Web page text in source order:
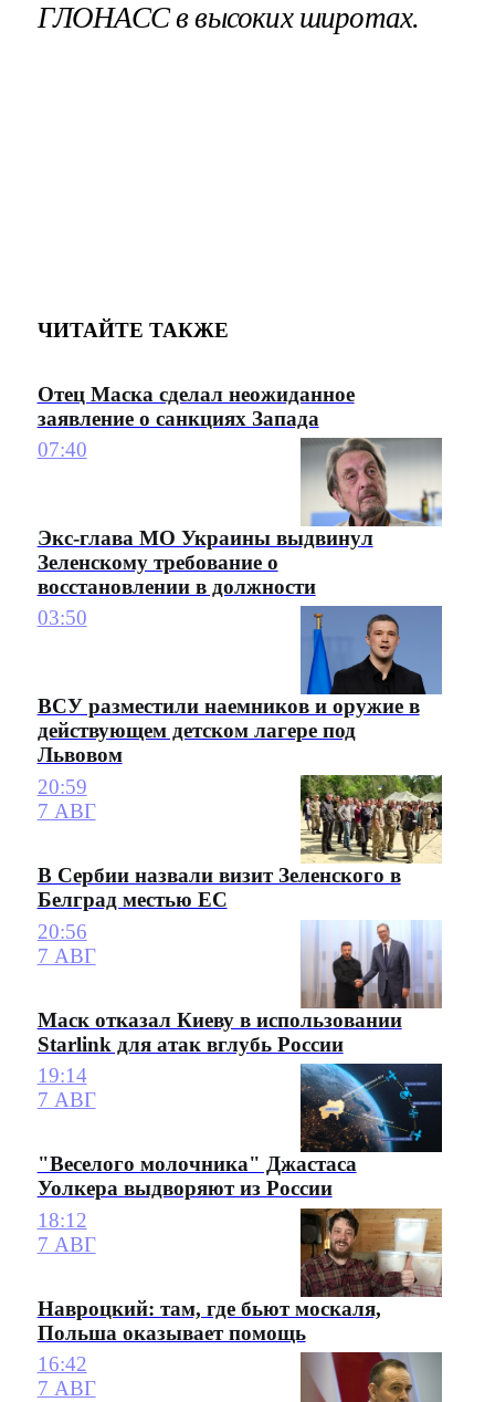
ГЛОНАСС в высоких широтах.
ЧИТАЙТЕ ТАКЖЕ
Отец Маска сделал неожиданное
заявление о санкциях Запада
07:40
Экс-глава МО Украины выдвинул
Зеленскому требование о
восстановлении в должности
03:50
ВСУ разместили наемников и оружие в
действующем детском лагере под
Львовом
20:59
7 АВГ
В Сербии назвали визит Зеленского в
Белград местью ЕС
20:56
7 АВГ
Маск отказал Киеву в использовании
Starlink для атак вглубь России
19:14
7 АВГ
"Веселого молочника" Джастаса
Уолкера выдворяют из России
18:12
7 АВГ
Навроцкий: там, где бьют москаля,
Польша оказывает помощь
16:42
7 АВГ